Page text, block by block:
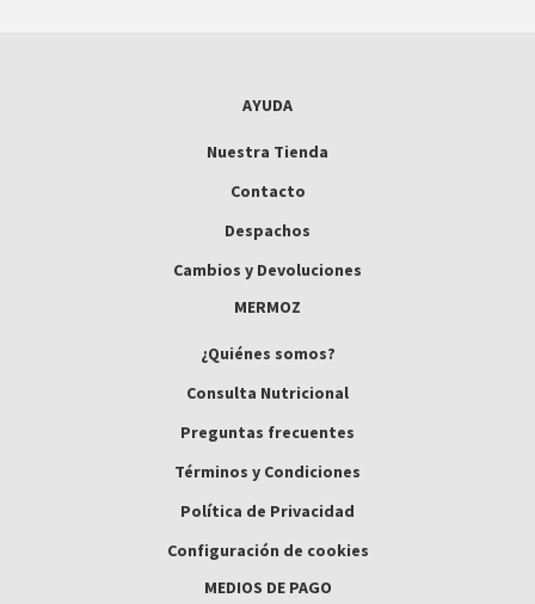
AYUDA
Nuestra Tienda
Contacto
Despachos
Cambios y Devoluciones
MERMOZ
¿Quiénes somos?
Consulta Nutricional
Preguntas frecuentes
Términos y Condiciones
Política de Privacidad
Configuración de cookies
MEDIOS DE PAGO